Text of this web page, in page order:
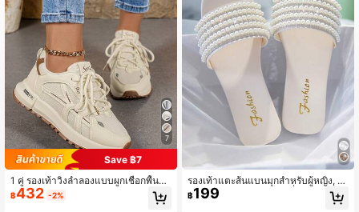
7
Save ฿7
1 คู่ รองเท้าวิ่งลำลองแบบผูกเชือกพื้นห
นาเสริมส้นระบายอากาศได้ดีสำหรับเล่
นกีฬา, รองเท้าผ้าใบ
฿432 -2%
รองเท้าแตะส้นแบนมุกสำหรับผู้หญิง, รอ
งเท้าแตะส้นแบนปลายเหลี่ยมแบบสวม
ง่าย สำหรับชายหาด
฿199